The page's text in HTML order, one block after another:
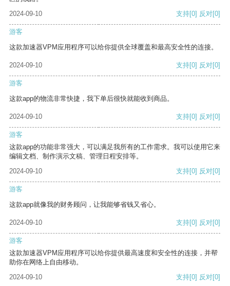
2024-09-10
支持[0] 反对[0]
游客
这款加速器VPM应用程序可以给你提供全球覆盖和最高安全性的连接。
2024-09-10 支持[0] 反对[0]
游客
这款app的物流非常快捷，我下单后很快就能收到商品。
2024-09-10 支持[0] 反对[0]
游客
这款app的功能非常强大，可以满足我所有的工作需求。我可以使用它来
编辑文档、制作演示文稿、管理日程安排等。
2024-09-10
支持[0] 反对[0]
游客
这款app就像我的财务顾问，让我能够省钱又省心。
2024-09-10 支持[0] 反对[0]
游客
这款加速器VPM应用程序可以给你提供最高速度和安全性的连接，并帮
助你在网络上自由移动。
2024-09-10
支持[0] 反对[0]